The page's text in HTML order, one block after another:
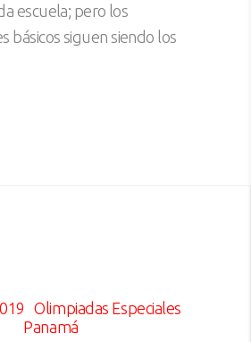
escuela; pero los
básicos siguen siendo los
Olimpiadas Especiales
Panamá